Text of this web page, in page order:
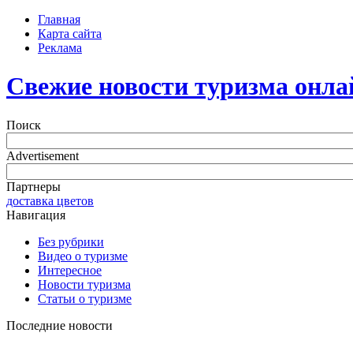
Главная
Карта сайта
Реклама
Свежие новости туризма
Поиск
Advertisement
Партнеры
доставка цветов
Навигация
Без рубрики
Видео о туризме
Интересное
Новости туризма
Статьи о туризме
Последние новости